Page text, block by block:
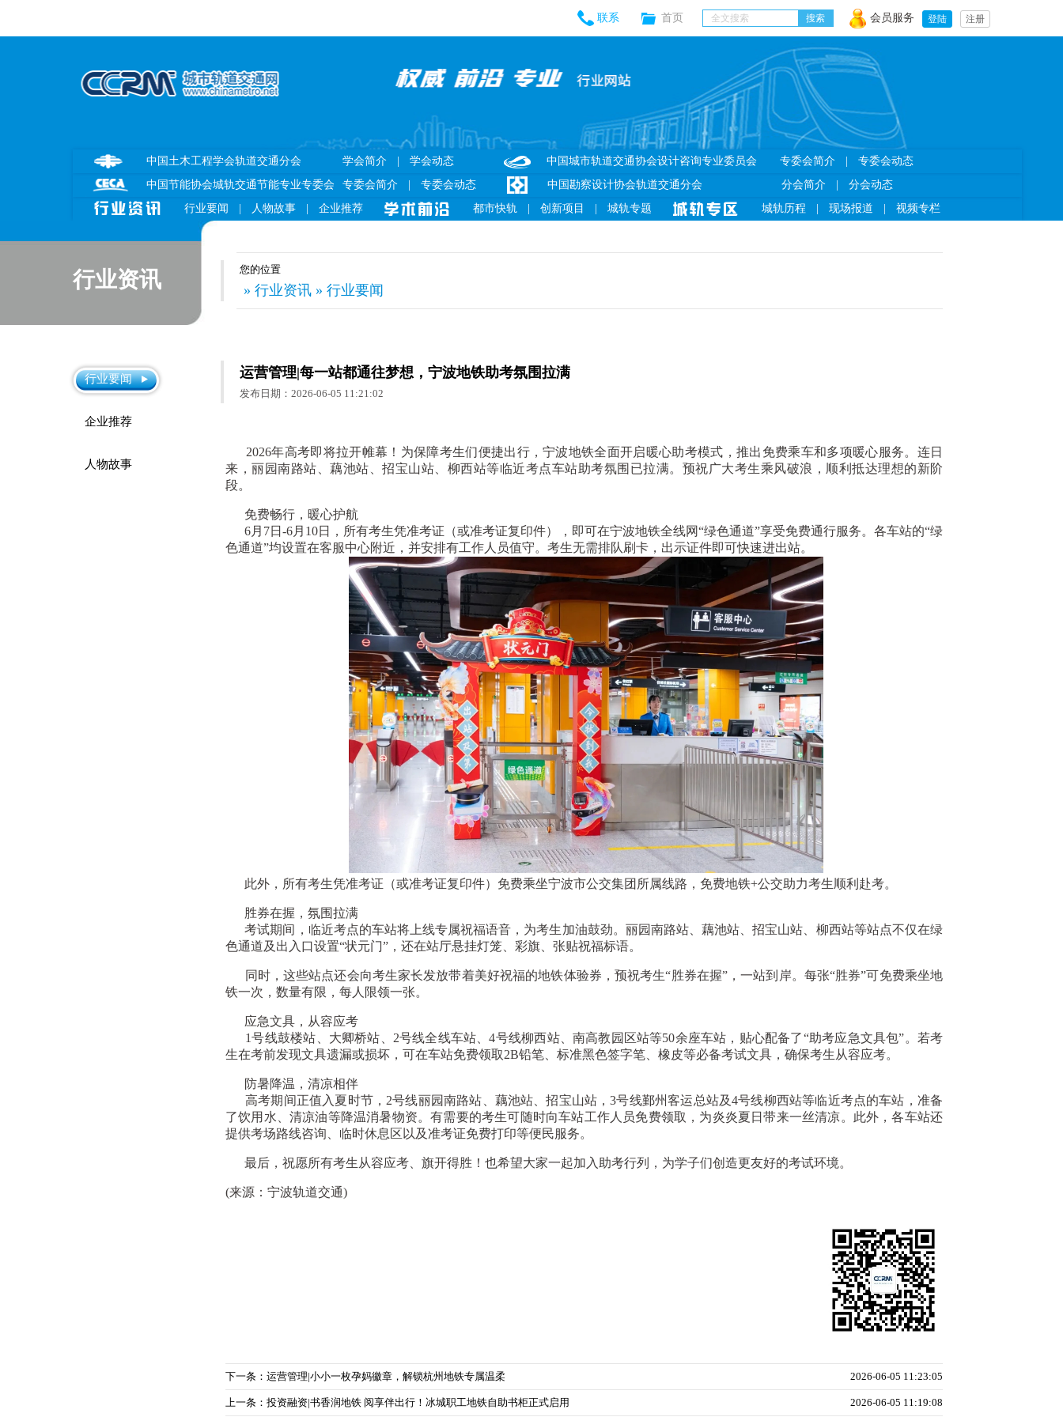
联系 首页 会员服务 登陆 注册
行业要闻 人物故事 企业推荐 都市快轨 创新项目 城轨专题 城轨历程 现场报道 视频专栏
中国节能协会城轨交通节能专业专委会 专委会简介 专委会动态 中国勘察设计协会轨道交通分会 分会简介 分会动态
中国土木工程学会轨道交通分会 学会简介 学会动态 中国城市轨道交通协会设计咨询专业委员会 专委会简介 专委会动态
行业资讯 您的位置
» 行业资讯 » 行业要闻
行业要闻
企业推荐
人物故事
运营管理|每一站都通往梦想，宁波地铁助考氛围拉满
发布日期：2026-06-05 11:21:02
2026年高考即将拉开帷幕！为保障考生们便捷出行，宁波地铁全面开启暖心助考模式，推出免费乘车和多项暖心服务。连日
来，丽园南路站、藕池站、招宝山站、柳西站等临近考点车站助考氛围已拉满。预祝广大考生乘风破浪，顺利抵达理想的新阶
段。
免费畅行，暖心护航
6月7日-6月10日，所有考生凭准考证（或准考证复印件），即可在宁波地铁全线网“绿色通道”享受免费通行服务。各车站的“绿
色通道”均设置在客服中心附近，并安排有工作人员值守。考生无需排队刷卡，出示证件即可快速进出站。
此外，所有考生凭准考证（或准考证复印件）免费乘坐宁波市公交集团所属线路，免费地铁+公交助力考生顺利赴考。
胜券在握，氛围拉满
考试期间，临近考点的车站将上线专属祝福语音，为考生加油鼓劲。丽园南路站、藕池站、招宝山站、柳西站等站点不仅在绿
色通道及出入口设置“状元门”，还在站厅悬挂灯笼、彩旗、张贴祝福标语。
同时，这些站点还会向考生家长发放带着美好祝福的地铁体验券，预祝考生“胜券在握”，一站到岸。每张“胜券”可免费乘坐地
铁一次，数量有限，每人限领一张。
应急文具，从容应考
1号线鼓楼站、大卿桥站、2号线全线车站、4号线柳西站、南高教园区站等50余座车站，贴心配备了“助考应急文具包”。若考
生在考前发现文具遗漏或损坏，可在车站免费领取2B铅笔、标准黑色签字笔、橡皮等必备考试文具，确保考生从容应考。
防暑降温，清凉相伴
高考期间正值入夏时节，2号线丽园南路站、藕池站、招宝山站，3号线鄞州客运总站及4号线柳西站等临近考点的车站，准备
了饮用水、清凉油等降温消暑物资。有需要的考生可随时向车站工作人员免费领取，为炎炎夏日带来一丝清凉。此外，各车站还
提供考场路线咨询、临时休息区以及准考证免费打印等便民服务。
最后，祝愿所有考生从容应考、旗开得胜！也希望大家一起加入助考行列，为学子们创造更友好的考试环境。
(来源：宁波轨道交通)
下一条：运营管理|小小一枚孕妈徽章，解锁杭州地铁专属温柔 2026-06-05 11:23:05
上一条：投资融资|书香润地铁 阅享伴出行！冰城职工地铁自助书柜正式启用 2026-06-05 11:19:08